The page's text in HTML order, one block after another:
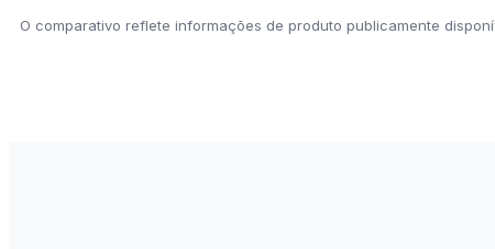
O comparativo reflete informações de produto publicamente